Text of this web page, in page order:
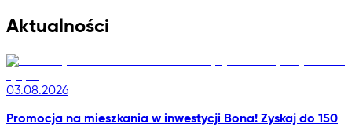
Aktualności
03.08.2026
Promocja na mieszkania w inwestycji Bona! Zyskaj do 150